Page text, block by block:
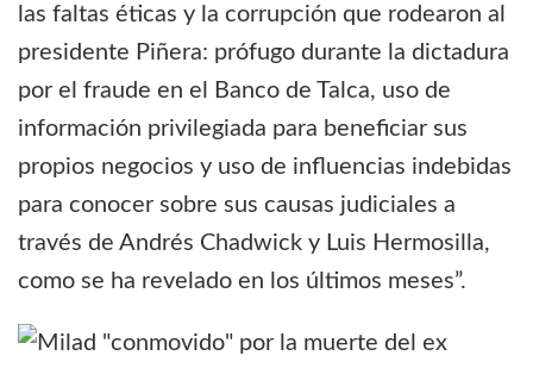
las faltas éticas y la corrupción que rodearon al
presidente Piñera: prófugo durante la dictadura
por el fraude en el Banco de Talca, uso de
información privilegiada para beneficiar sus
propios negocios y uso de influencias indebidas
para conocer sobre sus causas judiciales a
través de Andrés Chadwick y Luis Hermosilla,
como se ha revelado en los últimos meses”.